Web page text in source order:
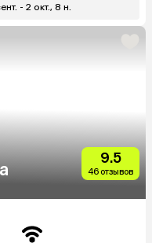
- 2 окт., 8 н.
9.5
46 отзывов